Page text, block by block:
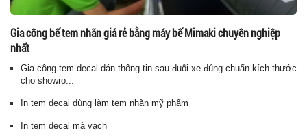
Gia công bế tem nhãn giá rẻ bằng máy bế Mimaki chuyên nghiệp
nhất
Gia công tem decal dán thông tin sau đuôi xe đúng chuẩn kích thước
cho showro...
In tem decal dùng làm tem nhãn mỹ phẩm
In tem decal mã vạch